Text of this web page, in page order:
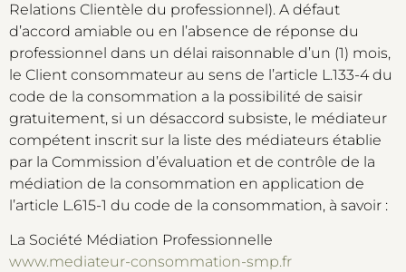
Relations Clientèle du professionnel). A défaut
d’accord amiable ou en l’absence de réponse du
professionnel dans un délai raisonnable d’un (1) mois,
le Client consommateur au sens de l’article L.133-4 du
code de la consommation a la possibilité de saisir
gratuitement, si un désaccord subsiste, le médiateur
compétent inscrit sur la liste des médiateurs établie
par la Commission d’évaluation et de contrôle de la
médiation de la consommation en application de
l’article L.615-1 du code de la consommation, à savoir :
La Société Médiation Professionnelle
www.mediateur-consommation-smp.fr